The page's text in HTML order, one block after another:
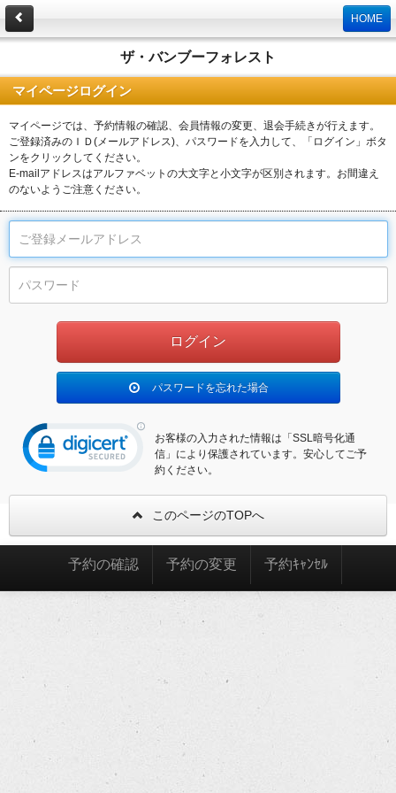
HOME
ザ・バンブーフォレスト
マイページログイン
マイページでは、予約情報の確認、会員情報の変更、退会手続きが行えます。
ご登録済みのＩＤ(メールアドレス)、パスワードを入力して、「ログイン」ボタ
ンをクリックしてください。
E-mailアドレスはアルファベットの大文字と小文字が区別されます。お間違え
のないようご注意ください。
パスワードを忘れた場合
お客様の入力された情報は「SSL暗号化通
信」により保護されています。安心してご予
約ください。
このページのTOPへ
予約の確認 予約の変更 予約ｷｬﾝｾﾙ